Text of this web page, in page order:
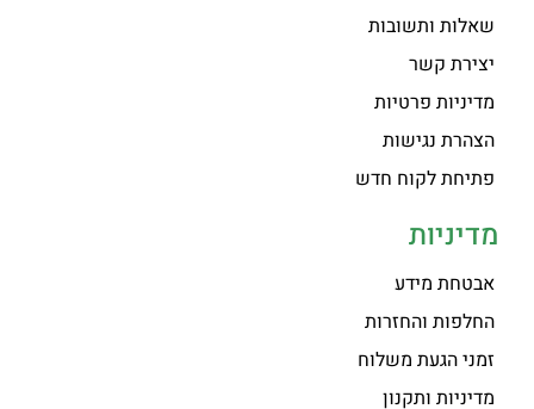
שאלות ותשובות
יצירת קשר
מדיניות פרטיות
הצהרת נגישות
פתיחת לקוח חדש
מדיניות
אבטחת מידע
החלפות והחזרות
זמני הגעת משלוח
מדיניות ותקנון